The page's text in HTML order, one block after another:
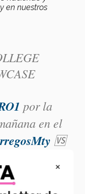
en nuestros
por la
en el
🆚
×